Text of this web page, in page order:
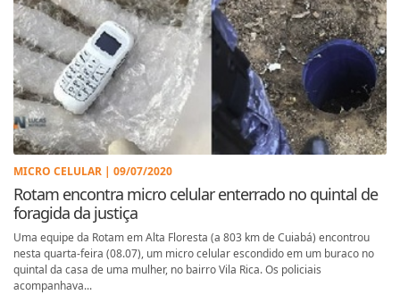
MICRO CELULAR | 09/07/2020
Rotam encontra micro celular enterrado no quintal de
foragida da justiça
Uma equipe da Rotam em Alta Floresta (a 803 km de Cuiabá) encontrou
nesta quarta-feira (08.07), um micro celular escondido em um buraco no
quintal da casa de uma mulher, no bairro Vila Rica. Os policiais
acompanhava...